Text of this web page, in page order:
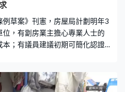
例草案》刊憲，房屋局計劃明年3
，有劏房業主擔心專業人士的
；有議員建議初期可簡化認證
測量師等。有業主估計，認證費